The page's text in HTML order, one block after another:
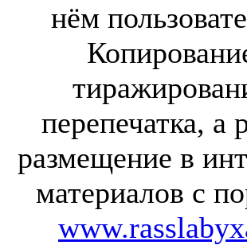
нём
перепечатка, а
размещение в
материалов с